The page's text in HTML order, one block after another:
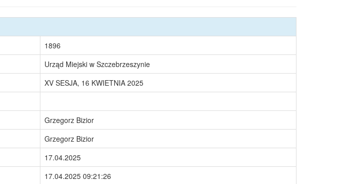
1896
Urząd Miejski w Szczebrzeszynie
XV SESJA, 16 KWIETNIA 2025
Grzegorz Bizior
Grzegorz Bizior
17.04.2025
17.04.2025 09:21:26